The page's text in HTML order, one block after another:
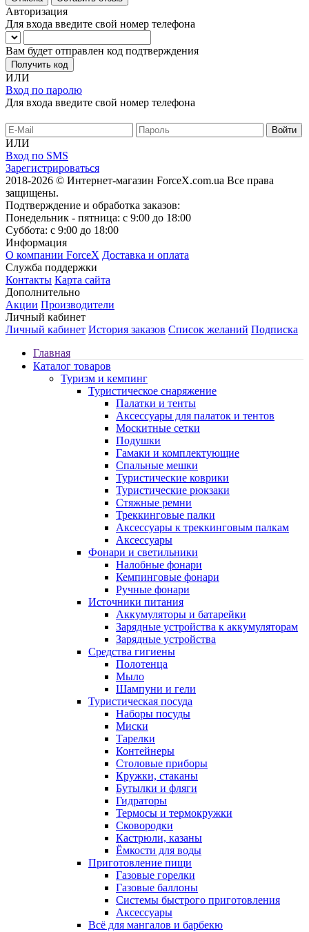
Авторизация
Для входа введите свой номер телефона
Вам будет отправлен код подтверждения
Получить код
ИЛИ
Вход по паролю
Для входа введите свой номер телефона
ИЛИ
Вход по SMS
Зарегистрироваться
2018-2026 © Интернет-магазин ForceX.com.ua Все права
защищены.
Подтверждение и обработка заказов:
Понедельник - пятница: с 9:00 до 18:00
Суббота: с 9:00 до 18:00
Информация
О компании ForceX Доставка и оплата
Служба поддержки
Контакты Карта сайта
Дополнительно
Акции Производители
Личный кабинет
Личный кабинет История заказов Список желаний Подписка
Главная
Каталог товаров
Туризм и кемпинг
Туристическое снаряжение
Палатки и тенты
Аксессуары для палаток и тентов
Москитные сетки
Подушки
Гамаки и комплектующие
Спальные мешки
Туристические коврики
Туристические рюкзаки
Стяжные ремни
Треккинговые палки
Аксессуары к треккинговым палкам
Аксессуары
Фонари и светильники
Налобные фонари
Кемпинговые фонари
Ручные фонари
Источники питания
Аккумуляторы и батарейки
Зарядные устройства к аккумуляторам
Зарядные устройства
Средства гигиены
Полотенца
Мыло
Шампуни и гели
Туристическая посуда
Наборы посуды
Миски
Тарелки
Контейнеры
Столовые приборы
Кружки, стаканы
Бутылки и фляги
Гидраторы
Термосы и термокружки
Сковородки
Кастрюли, казаны
Ёмкости для воды
Приготовление пищи
Газовые горелки
Газовые баллоны
Системы быстрого приготовления
Аксессуары
Всё для мангалов и барбекю